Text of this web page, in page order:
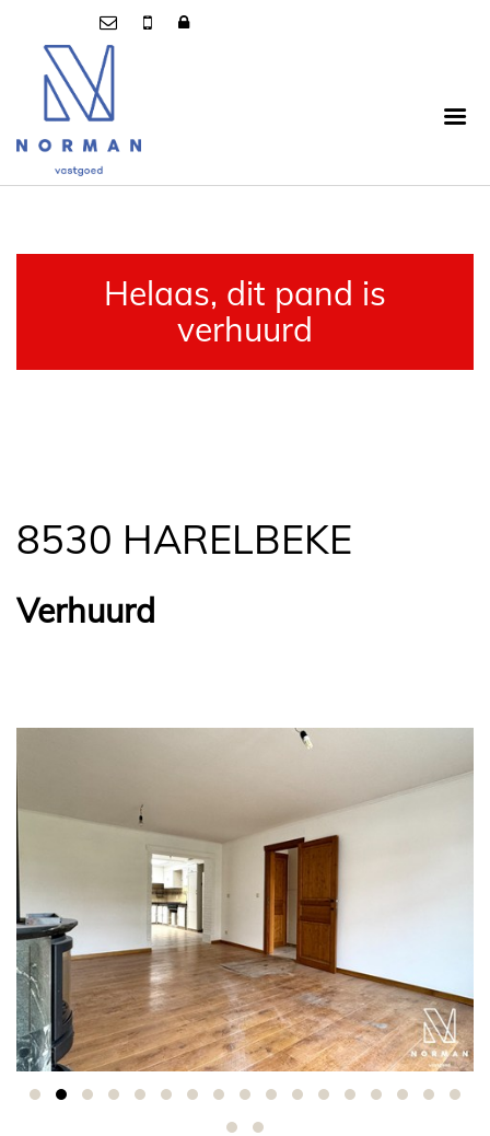
Helaas, dit pand is
verhuurd
8530 HARELBEKE
Verhuurd